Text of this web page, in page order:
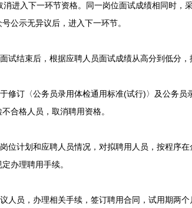
进入下一环节资格。同一岗位面试成绩相同时，
公示无异议后，进入下一环节。
结束后，根据应聘人员面试成绩从高分到低分，
订〈公务员录用体检通用标准(试行)〉及公务员
合格人员，取消聘用资格。
计划和应聘人员情况，对拟聘用人员，按程序在
办理聘用手续。
员，办理相关手续，签订聘用合同，试用期两个